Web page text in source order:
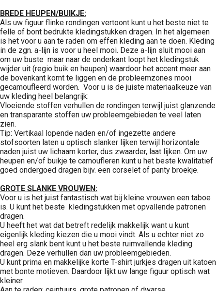
BREDE HEUPEN/BUIKJE:
Als uw figuur flinke rondingen vertoont kunt u het beste niet te
felle of bont bedrukte kledingstukken dragen. In het algemeen
is het voor u aan te raden om effen kleding aan te doen. Kleding
in de zgn. a-lijn is voor u heel mooi. Deze a-lijn sluit mooi aan
om uw buste maar naar de onderkant loopt het kledingstuk
wijder uit (regio buik en heupen) waardoor het accent meer aan
de bovenkant komt te liggen en de probleemzones mooi
gecamoufleerd worden. Voor u is de juiste materiaalkeuze van
uw kleding heel belangrijk:
Vloeiende stoffen verhullen de rondingen terwijl juist glanzende
en transparante stoffen uw probleemgebieden te veel laten
zien.
Tip: Vertikaal lopende naden en/of ingezette andere
stofsoorten laten u optisch slanker lijken terwijl horizontale
naden juist uw lichaam korter, dus zwaarder, laat lijken. Om uw
heupen en/of buikje te camoufleren kunt u het beste kwalitatief
goed ondergoed dragen bijv. een corselet of panty broekje.
GROTE SLANKE VROUWEN:
Voor u is het juist fantastisch wat bij kleine vrouwen een taboe
is. U kunt het beste kledingstukken met opvallende patronen
dragen.
U heeft het wat dat betreft redelijk makkelijk want u kunt
eigenlijk kleding kiezen die u mooi vindt. Als u echter niet zo
heel erg slank bent kunt u het beste ruimvallende kleding
dragen. Deze verhullen dan uw probleemgebieden.
U kunt prima en makkelijke korte T-shirt jurkjes dragen uit katoen
met bonte motieven. Daardoor lijkt uw lange figuur optisch wat
kleiner.